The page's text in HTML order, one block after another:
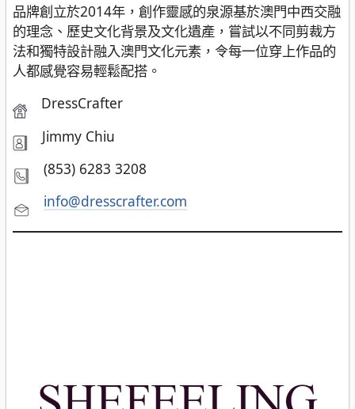
品牌創立於2014年，創作靈感的泉源基於澳門中西交融
的理念、歷史文化背景及文化遺產，嘗試以不同剪裁方
法和獨特設計融入澳門文化元素，令每一位穿上作品的
人都感覺容易輕鬆配搭。
DressCrafter
Jimmy Chiu
(853) 6283 3208
info@dresscrafter.com